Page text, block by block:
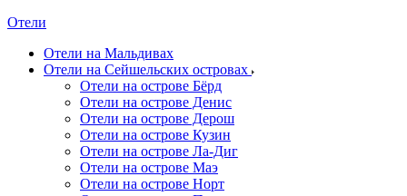
Отели
Отели на Мальдивах
Отели на Сейшельских островах
Отели на острове Бёрд
Отели на острове Денис
Отели на острове Дерош
Отели на острове Кузин
Отели на острове Ла-Диг
Отели на острове Маэ
Отели на острове Норт